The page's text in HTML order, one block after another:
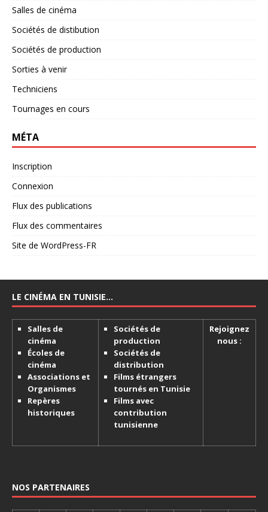
Salles de cinéma
Sociétés de distibution
Sociétés de production
Sorties à venir
Techniciens
Tournages en cours
MÉTA
Inscription
Connexion
Flux des publications
Flux des commentaires
Site de WordPress-FR
LE CINÉMA EN TUNISIE…
Salles de
cinéma
Écoles de
cinéma
Associations et
Organismes
Repères
historiques
Sociétés de
production
Sociétés de
distribution
Films étrangers
tournés en Tunisie
Films avec
contribution
tunisienne
Rejoignez
nous :
NOS PARTENAIRES